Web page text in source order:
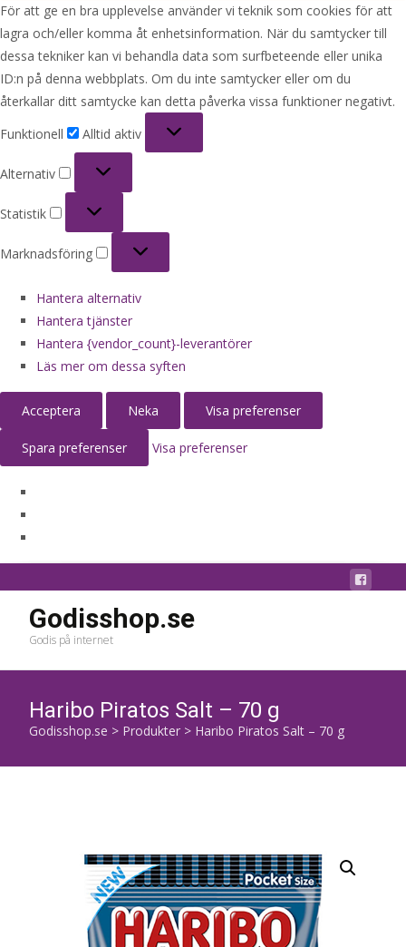
För att ge en bra upplevelse använder vi teknik som cookies för att
lagra och/eller komma åt enhetsinformation. När du samtycker till
dessa tekniker kan vi behandla data som surfbeteende eller unika
ID:n på denna webbplats. Om du inte samtycker eller om du
återkallar ditt samtycke kan detta påverka vissa funktioner negativt.
Funktionell
Alltid aktiv
Alternativ
Statistik
Marknadsföring
Hantera alternativ
Hantera tjänster
Hantera {vendor_count}-leverantörer
Läs mer om dessa syften
Acceptera Neka Visa preferenser
Spara preferenser Visa preferenser
Godisshop.se
Godis på internet
Haribo Piratos Salt – 70 g
Godisshop.se > Produkter > Haribo Piratos Salt – 70 g